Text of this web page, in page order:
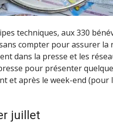
techniques, aux 330
compter pour assurer
dans la presse et les
pour présenter
et après le week-end (pour
juillet